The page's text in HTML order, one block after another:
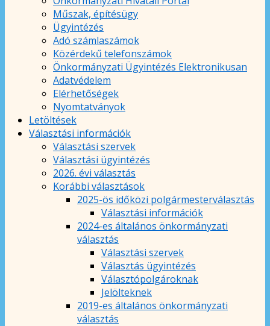
Műszak, építésügy
Ügyintézés
Adó számlaszámok
Közérdekű telefonszámok
Önkormányzati Ügyintézés Elektronikusan
Adatvédelem
Elérhetőségek
Nyomtatványok
Letöltések
Választási információk
Választási szervek
Választási ügyintézés
2026. évi választás
Korábbi választások
2025-ös időközi polgármesterválasztás
Választási információk
2024-es általános önkormányzati
választás
Választási szervek
Választás ügyintézés
Választópolgároknak
Jelölteknek
2019-es általános önkormányzati
választás